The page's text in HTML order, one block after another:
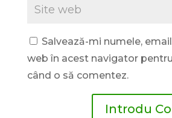
Salvează-mi numele,
web în acest navigator
când o să comentez.